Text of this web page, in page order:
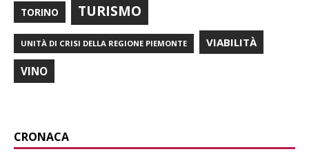
TORINO TURISMO
UNITÀ DI CRISI DELLA REGIONE PIEMONTE VIABILITÀ
VINO
CRONACA